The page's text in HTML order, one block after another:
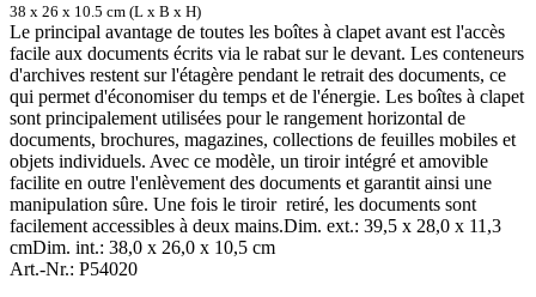
38 x 26 x 10.5 cm (L x B x H)
Le principal avantage de toutes les boîtes à clapet avant est l'accès
facile aux documents écrits via le rabat sur le devant. Les conteneurs
d'archives restent sur l'étagère pendant le retrait des documents, ce
qui permet d'économiser du temps et de l'énergie. Les boîtes à clapet
sont principalement utilisées pour le rangement horizontal de
documents, brochures, magazines, collections de feuilles mobiles et
objets individuels. Avec ce modèle, un tiroir intégré et amovible
facilite en outre l'enlèvement des documents et garantit ainsi une
manipulation sûre. Une fois le tiroir retiré, les documents sont
facilement accessibles à deux mains.Dim. ext.: 39,5 x 28,0 x 11,3
cmDim. int.: 38,0 x 26,0 x 10,5 cm
Art.-Nr.: P54020